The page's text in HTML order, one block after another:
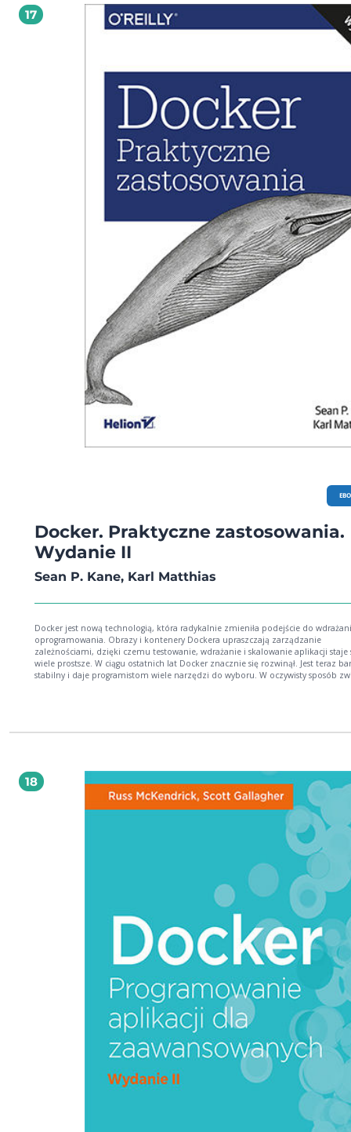
17
Docker. Praktyczne zastosowania.
Wydanie II
Sean P. Kane, Karl Matthias
Docker jest nową technologią, która radykalnie zmieniła podejście do
oprogramowania. Obrazy i kontenery Dockera upraszczają zarządzanie
zależnościami, dzięki czemu testowanie, wdrażanie i skalowanie aplikacji staje
wiele prostsze. W ciągu ostatnich lat Docker znacznie się rozwinął. Jest teraz
stabilny i daje programistom wiele narzędzi do wyboru. W oczywisty sposób
podstawy jego działania, pokazano praktyczne techniki wdrażania i testowania
zależnościami, a następnie przetestować go, wdrożyć, skalować oraz
środowiskach produkcyjnych. Znajdziesz tu również nowy rozdział na temat
Compose, głębsze omówienie trybu Docker Swarm, wprowadzenie do
także przykłady optymalizacji obrazów Dockera i wiele innych przydatnych
18